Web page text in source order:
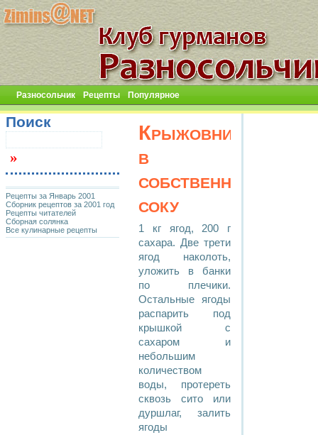
Разносольчик Рецепты Популярное
Крыжовник
в
собственном
соку
1 кг ягод, 200 г
сахара. Две трети
ягод наколоть,
уложить в банки
по плечики.
Остальные ягоды
распарить под
крышкой с
сахаром и
небольшим
количеством
воды, протереть
сквозь сито или
дуршлаг, залить
ягоды
Поиск
Рецепты за Январь 2001
Сборник рецептов за 2001 год
Рецепты читателей
Сборная солянка
Все кулинарные рецепты